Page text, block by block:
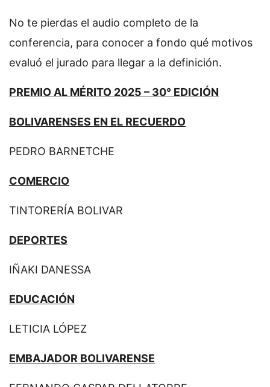
No te pierdas el audio completo de la
conferencia, para conocer a fondo qué motivos
evaluó el jurado para llegar a la definición.
PREMIO AL MÉRITO 2025 – 30° EDICIÓN
BOLIVARENSES EN EL RECUERDO
PEDRO BARNETCHE
COMERCIO
TINTORERÍA BOLIVAR
DEPORTES
IÑAKI DANESSA
EDUCACIÓN
LETICIA LÓPEZ
EMBAJADOR BOLIVARENSE